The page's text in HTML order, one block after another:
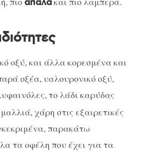
απαλά
οξύ, και άλλα κορεσμένα και
οξέα, υαλουρονικό οξύ,
το λάδι καρύδας
χάρη στις εξαιρετικές
παρακάτω
τα οφέλη που έχει για τα